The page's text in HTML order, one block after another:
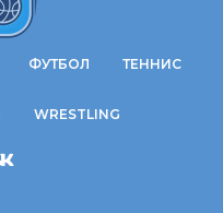
ФУТБОЛ ТЕННИС
WRESTLING